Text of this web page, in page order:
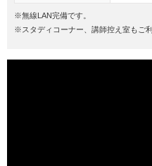
※無線LAN完備です。
※スタディコーナー、講師控え室もご